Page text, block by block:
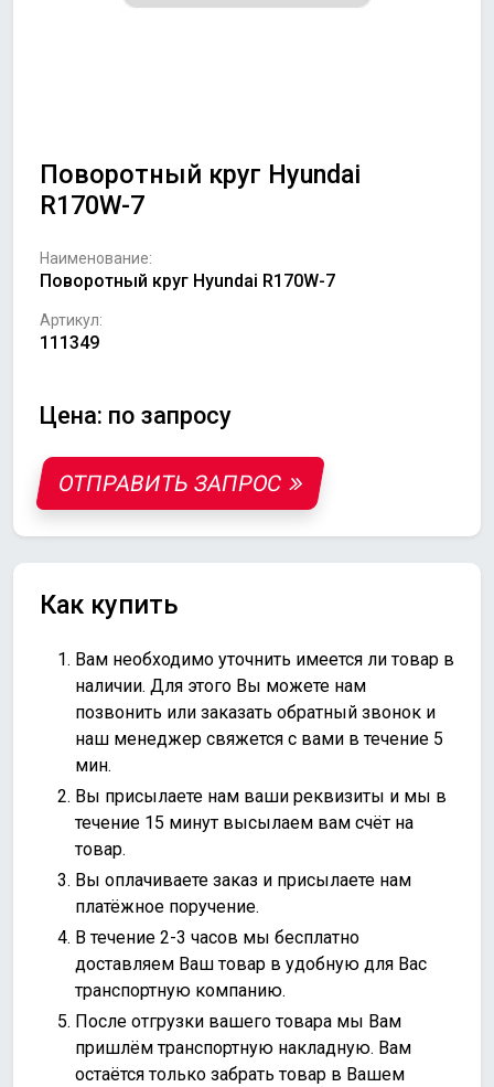
Поворотный круг Hyundai
R170W-7
Наименование:
Поворотный круг Hyundai R170W-7
Артикул:
111349
Цена: по запросу
ОТПРАВИТЬ ЗАПРОС
Как купить
Вам необходимо уточнить имеется ли товар в
наличии. Для этого Вы можете нам
позвонить или заказать обратный звонок и
наш менеджер свяжется с вами в течение 5
мин.
Вы присылаете нам ваши реквизиты и мы в
течение 15 минут высылаем вам счёт на
товар.
Вы оплачиваете заказ и присылаете нам
платёжное поручение.
В течение 2-3 часов мы бесплатно
доставляем Ваш товар в удобную для Вас
транспортную компанию.
После отгрузки вашего товара мы Вам
пришлём транспортную накладную. Вам
остаётся только забрать товар в Вашем